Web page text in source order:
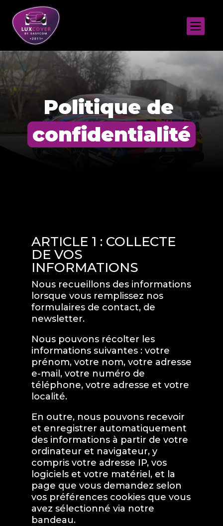

Politique de
confidentialité
ARTICLE 1 : COLLECTE
DE VOS
INFORMATIONS
Nous recueillons des informations
lorsque vous remplissez nos
formulaires de contact, de
newsletter.
Nous pouvons récolter les
informations suivantes : votre
prénom, votre nom, votre adresse
e-mail, votre numéro de
téléphone, votre adresse et votre
localité.
En outre, nous pouvons recevoir
et enregistrer automatiquement
des informations à partir de votre
ordinateur et navigateur, y
compris votre adresse IP, vos
logiciels et votre matériel, et la
page que vous demandez selon
vos préférences cookies que vous
avez sélectionné via notre
bandeau.